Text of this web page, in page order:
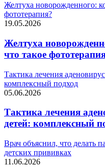
Желтуха новорожденного:
фототерапия?
19.05.2026
Желтуха
что такое
Тактика лечения
комплексный подход
05.06.2026
Тактика лечения
детей: комплексный
Врач объяснил, что делать
детских прививках
11.06.2026